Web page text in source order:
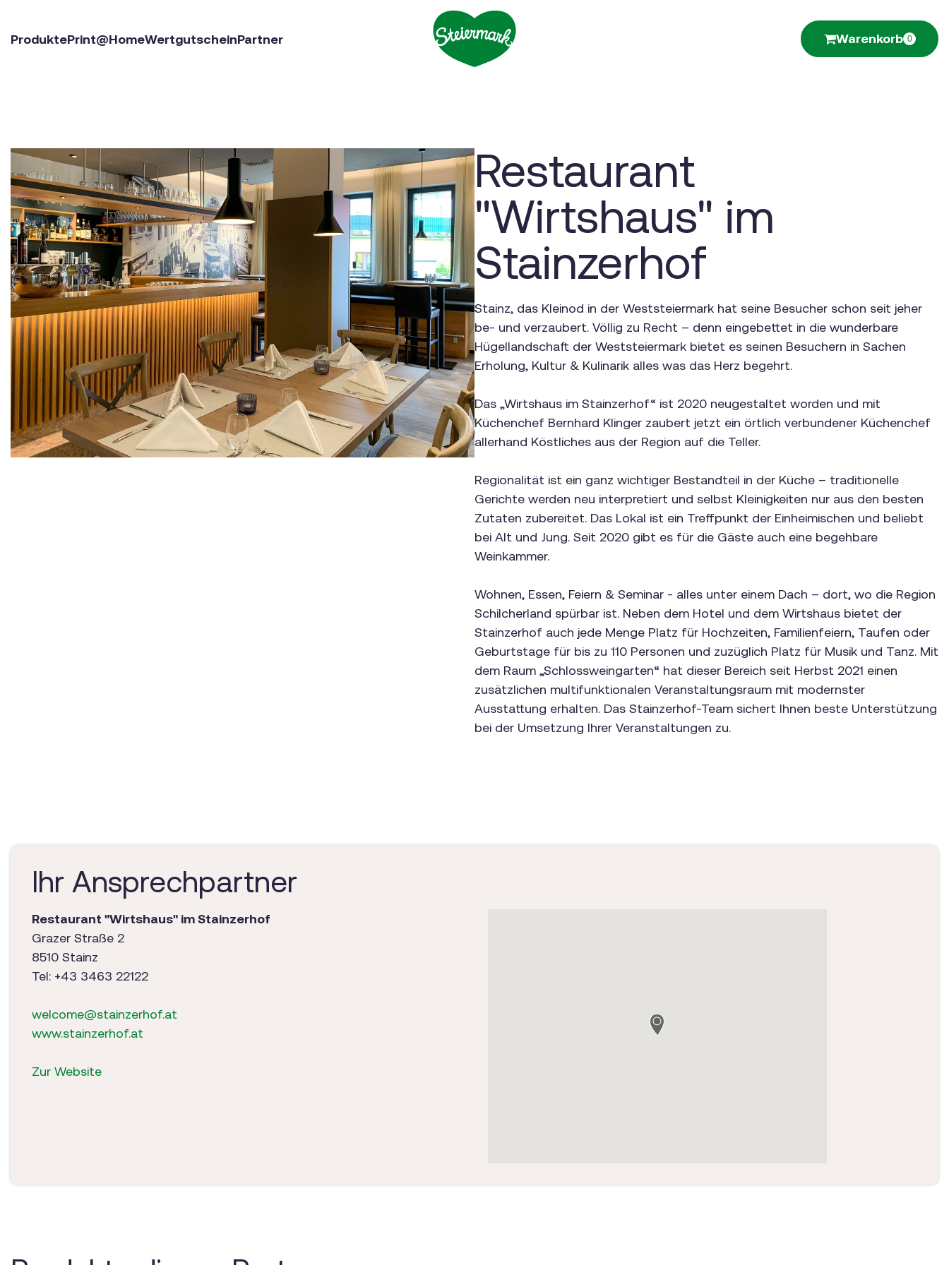
ProduktePrint@HomeWertgutscheinPartner Warenkorb 0
Restaurant
"Wirtshaus" im
Stainzerhof
Stainz, das Kleinod in der Weststeiermark hat seine Besucher schon seit jeher
be- und verzaubert. Völlig zu Recht – denn eingebettet in die wunderbare
Hügellandschaft der Weststeiermark bietet es seinen Besuchern in Sachen
Erholung, Kultur & Kulinarik alles was das Herz begehrt.
Das „Wirtshaus im Stainzerhof“ ist 2020 neugestaltet worden und mit
Küchenchef Bernhard Klinger zaubert jetzt ein örtlich verbundener Küchenchef
allerhand Köstliches aus der Region auf die Teller.
Regionalität ist ein ganz wichtiger Bestandteil in der Küche – traditionelle
Gerichte werden neu interpretiert und selbst Kleinigkeiten nur aus den besten
Zutaten zubereitet. Das Lokal ist ein Treffpunkt der Einheimischen und beliebt
bei Alt und Jung. Seit 2020 gibt es für die Gäste auch eine begehbare
Weinkammer.
Wohnen, Essen, Feiern & Seminar - alles unter einem Dach – dort, wo die Region
Schilcherland spürbar ist. Neben dem Hotel und dem Wirtshaus bietet der
Stainzerhof auch jede Menge Platz für Hochzeiten, Familienfeiern, Taufen oder
Geburtstage für bis zu 110 Personen und zuzüglich Platz für Musik und Tanz. Mit
dem Raum „Schlossweingarten“ hat dieser Bereich seit Herbst 2021 einen
zusätzlichen multifunktionalen Veranstaltungsraum mit modernster
Ausstattung erhalten. Das Stainzerhof-Team sichert Ihnen beste Unterstützung
bei der Umsetzung Ihrer Veranstaltungen zu.
Ihr Ansprechpartner
Restaurant "Wirtshaus" im Stainzerhof
Grazer Straße 2
8510 Stainz
Tel: +43 3463 22122
welcome@stainzerhof.at
www.stainzerhof.at
Zur Website